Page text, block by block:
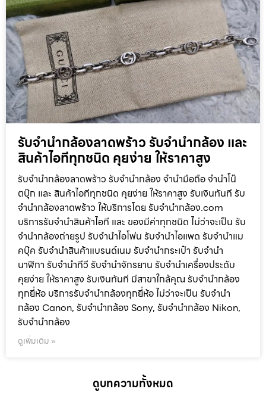
รับจำนำกล้องลาดพร้าว รับจํานํากล้อง และ
สินค้าไอทีทุกชนิด คุยง่าย ให้ราคาสูง
รับจำนำกล้องลาดพร้าว รับจํานํากล้อง จำนำมือถือ จำนำโน๊
ตบุ๊ก และ สินค้าไอทีทุกชนิด คุยง่าย ให้ราคาสูง รับเงินทันที รับ
จำนำกล้องลาดพร้าว ให้บริการโดย รับจํานํากล้อง.com
บริการรับจํานําสินค้าไอที และ ของมีค่าทุกชนิด ไม่ว่าจะเป็น รับ
จํานํากล้องถ่ายรูป รับจํานําไอโฟน รับจํานําไอแพด รับจํานําแม
คบุ๊ค รับจํานําสินค้าแบรนด์เนม รับจํานํากระเป๋า รับจํานํา
นาฬิกา รับจํานําทีวี รับจํานําจักรยาน รับจํานําเครื่องประดับ
คุยง่าย ให้ราคาสูง รับเงินทันที มีสาขาใกล้คุณ รับจำนำกล้อง
ทุกยี่ห้อ บริการรับจำนำกล้องทุกยี่ห้อ ไม่ว่าจะเป็น รับจำนำ
กล้อง Canon, รับจำนำกล้อง Sony, รับจำนำกล้อง Nikon,
รับจำนำกล้อง
ดูเพิ่มเติม »
ดูบทความทั้งหมด